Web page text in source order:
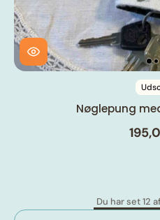
Nøglepung
Du har set 12